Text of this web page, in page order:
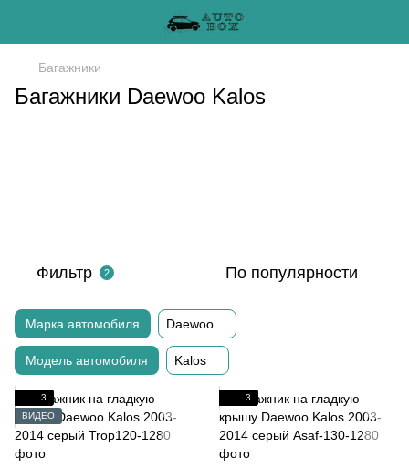
Багажники
Багажники Daewoo Kalos
Фильтр 2 По популярности
Марка автомобиля Daewoo
Модель автомобиля Kalos
3
ВИДЕО
3